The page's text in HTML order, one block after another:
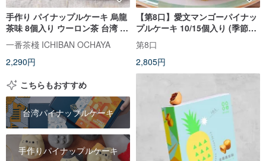
手作り パイナップルケーキ 烏龍
茶味 8個入り ウーロン茶 台湾 土
鳳梨 クッキー 無添加 定番 台湾
土産 手土産 焼き菓子 中華菓子
【一番茶棧】
一番茶棧 ICHIBAN OCHAYA
2,290円
【第8口】愛文マンゴーパイナッ
プルケーキ 10/15個入り (季節限
定)
第8口
2,805円
こちらもおすすめ
台湾パイナップルケーキ
手作りパイナップルケーキ